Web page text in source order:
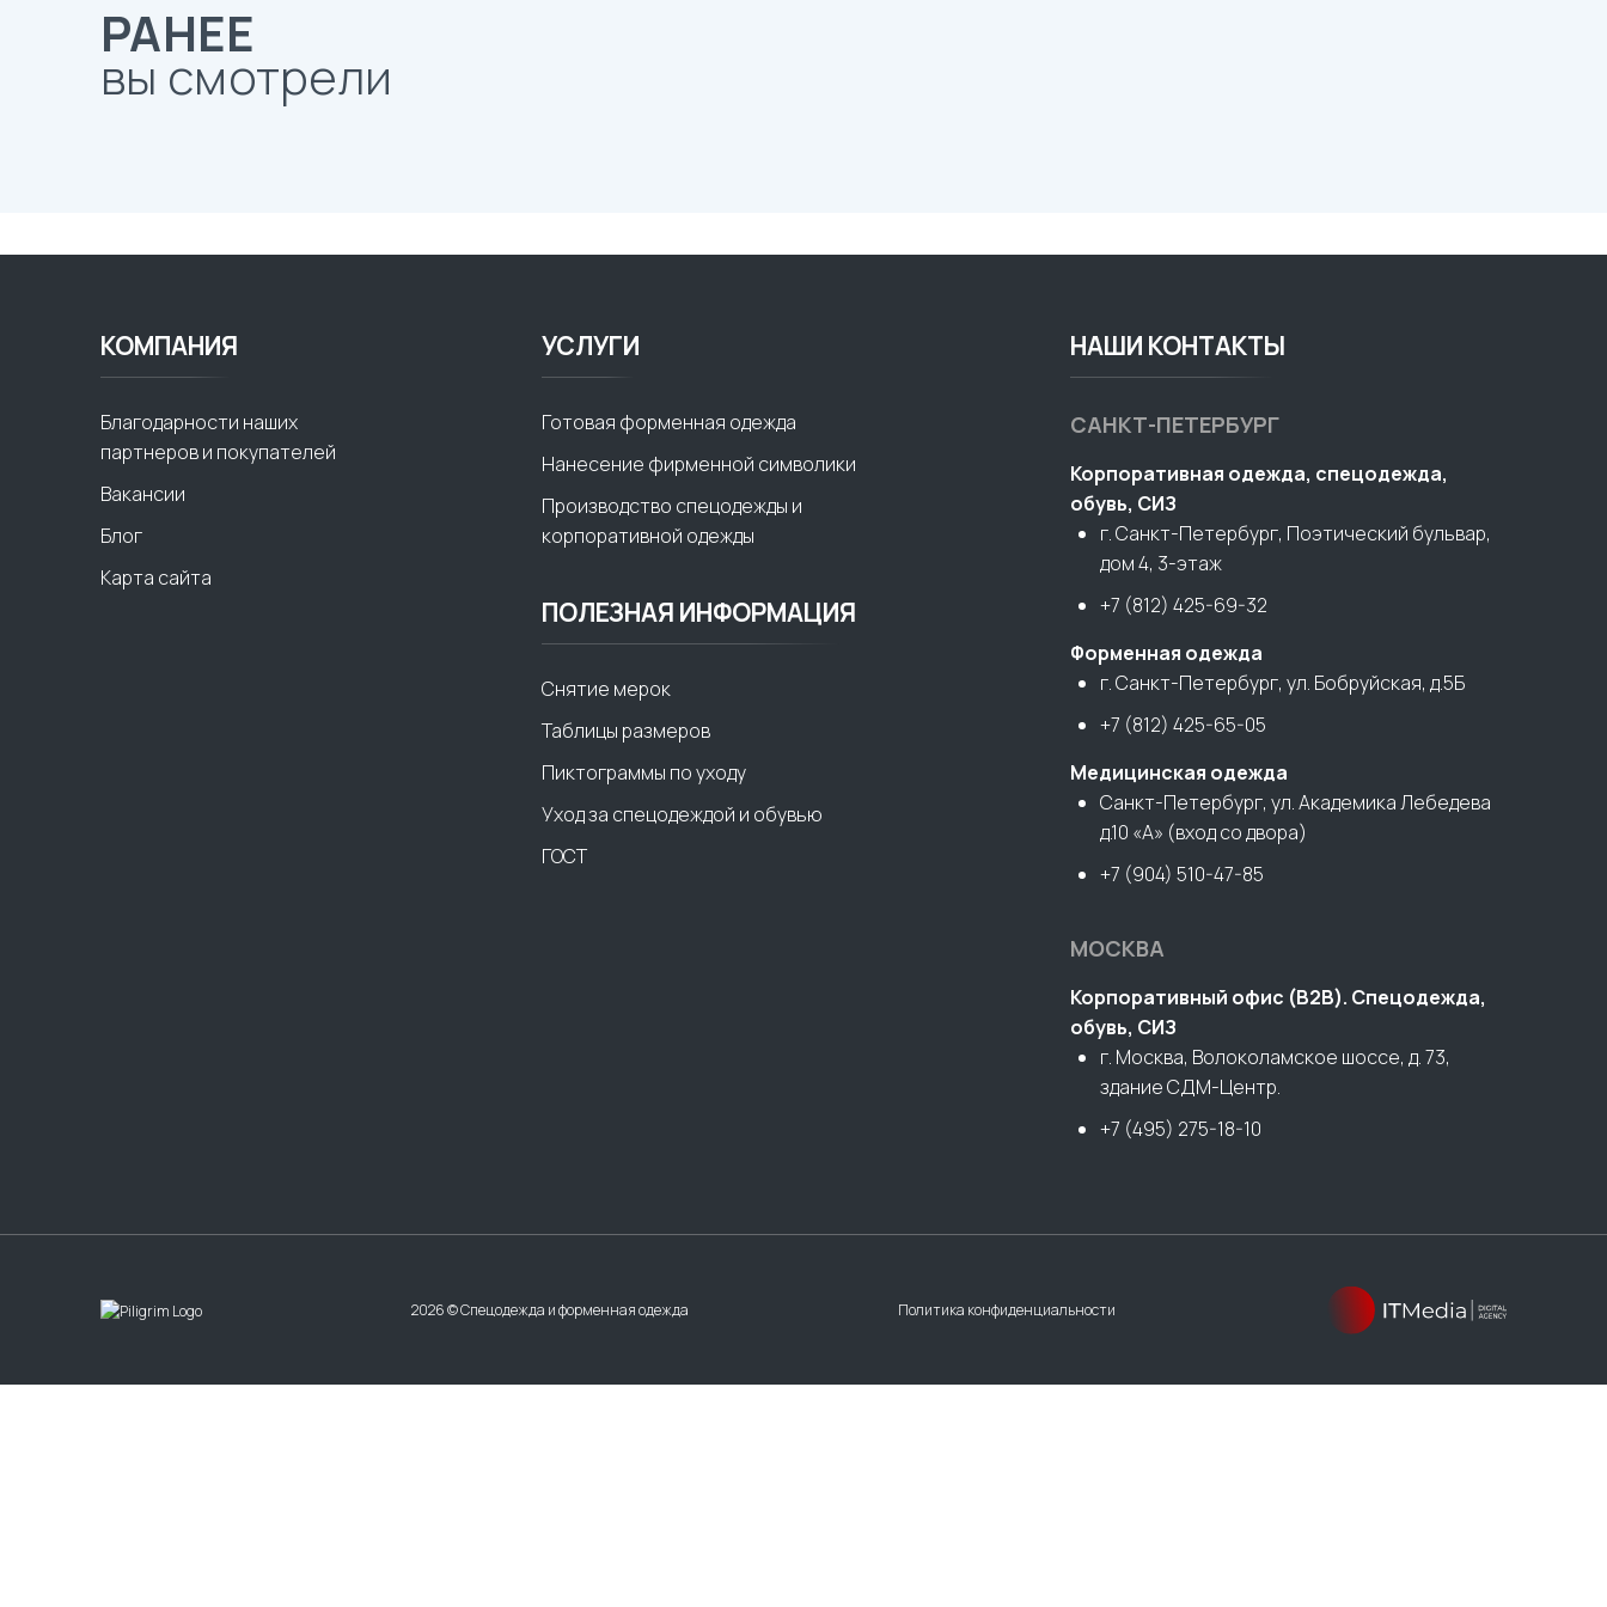
РАНЕЕ
вы смотрели
КОМПАНИЯ
Благодарности наших
партнеров и покупателей
Вакансии
Блог
Карта сайта
УСЛУГИ
Готовая форменная одежда
Нанесение фирменной символики
Производство спецодежды и
корпоративной одежды
ПОЛЕЗНАЯ ИНФОРМАЦИЯ
Снятие мерок
Таблицы размеров
Пиктограммы по уходу
Уход за спецодеждой и обувью
ГОСТ
НАШИ КОНТАКТЫ
САНКТ-ПЕТЕРБУРГ
Корпоративная одежда, спецодежда,
обувь, СИЗ
г. Санкт-Петербург, Поэтический бульвар,
дом 4, 3-этаж
+7 (812) 425-69-32
Форменная одежда
г. Санкт-Петербург, ул. Бобруйская, д.5Б
+7 (812) 425-65-05
Медицинская одежда
Санкт-Петербург, ул. Академика Лебедева
д.10 «А» (вход со двора)
+7 (904) 510-47-85
МОСКВА
Корпоративный офис (В2В). Спецодежда,
обувь, СИЗ
г. Москва, Волоколамское шоссе, д. 73,
здание СДМ-Центр.
+7 (495) 275-18-10
2026 © Спецодежда и форменная одежда Политика конфиденциальности